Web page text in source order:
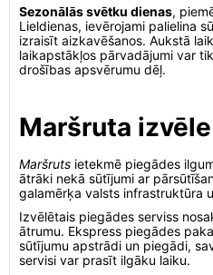
Sezonālās svētku dienas,
Lieldienas, ievērojami palielina
izraisīt aizkavēšanos. Aukstā
laikapstākļos pārvadājumi var
drošības apsvērumu dēļ.
Maršruta izvēle
Maršruts ietekmē piegādes
ātrāki nekā sūtījumi ar
galamērķa valsts infrastruktūra
Izvēlētais piegādes serviss
ātrumu. Ekspress piegādes
sūtījumu apstrādi un piegādi,
servisi var prasīt ilgāku laiku.